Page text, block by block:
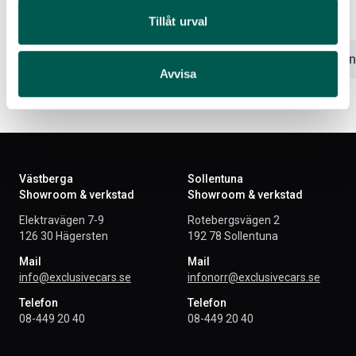
Tillåt urval
Avvisa
Välj
Västberga
Showroom & verkstad
Elektravägen 7-9
126 30 Hägersten
Mail
info@exclusivecars.se
Telefon
08-449 20 40
Sollentuna
Showroom & verkstad
Rotebergsvägen 2
192 78 Sollentuna
Mail
infonorr@exclusivecars.se
Telefon
08-449 20 40